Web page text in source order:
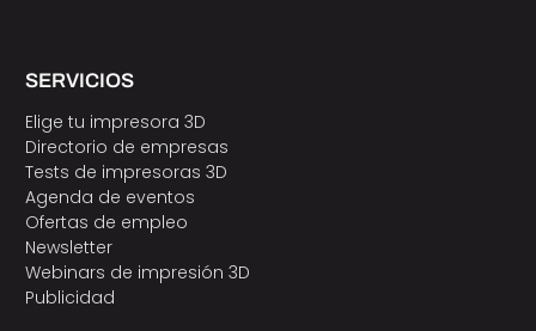
SERVICIOS
Elige tu impresora 3D
Directorio de empresas
Tests de impresoras 3D
Agenda de eventos
Ofertas de empleo
Newsletter
Webinars de impresión 3D
Publicidad